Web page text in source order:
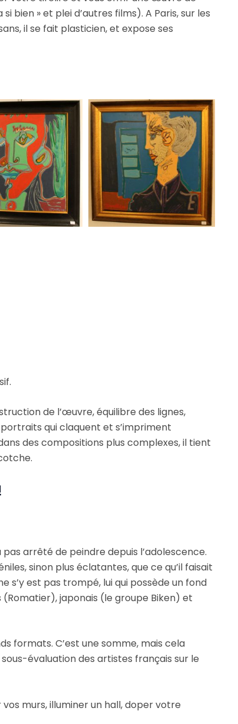
bien » et plei d’autres films). A Paris, sur les
il se fait plasticien, et expose ses
de l’œuvre, équilibre des lignes,
qui claquent et s’impriment
des compositions plus complexes, il tient
arrêté de peindre depuis l’adolescence.
sinon plus éclatantes, que ce qu’il faisait
s’y est pas trompé, lui qui possède un fond
japonais (le groupe Biken) et
formats. C’est une somme, mais cela
évaluation des artistes français sur le
murs, illuminer un hall, doper votre